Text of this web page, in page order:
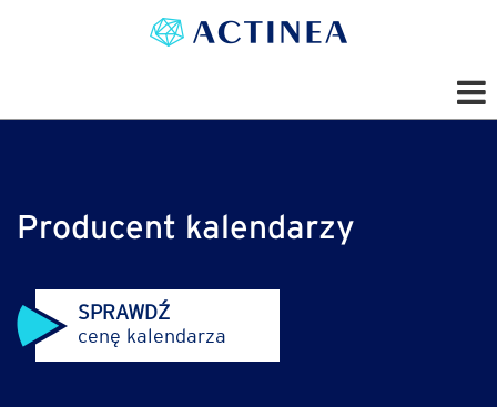
Producent kalendarzy
SPRAWDŹ
cenę kalendarza